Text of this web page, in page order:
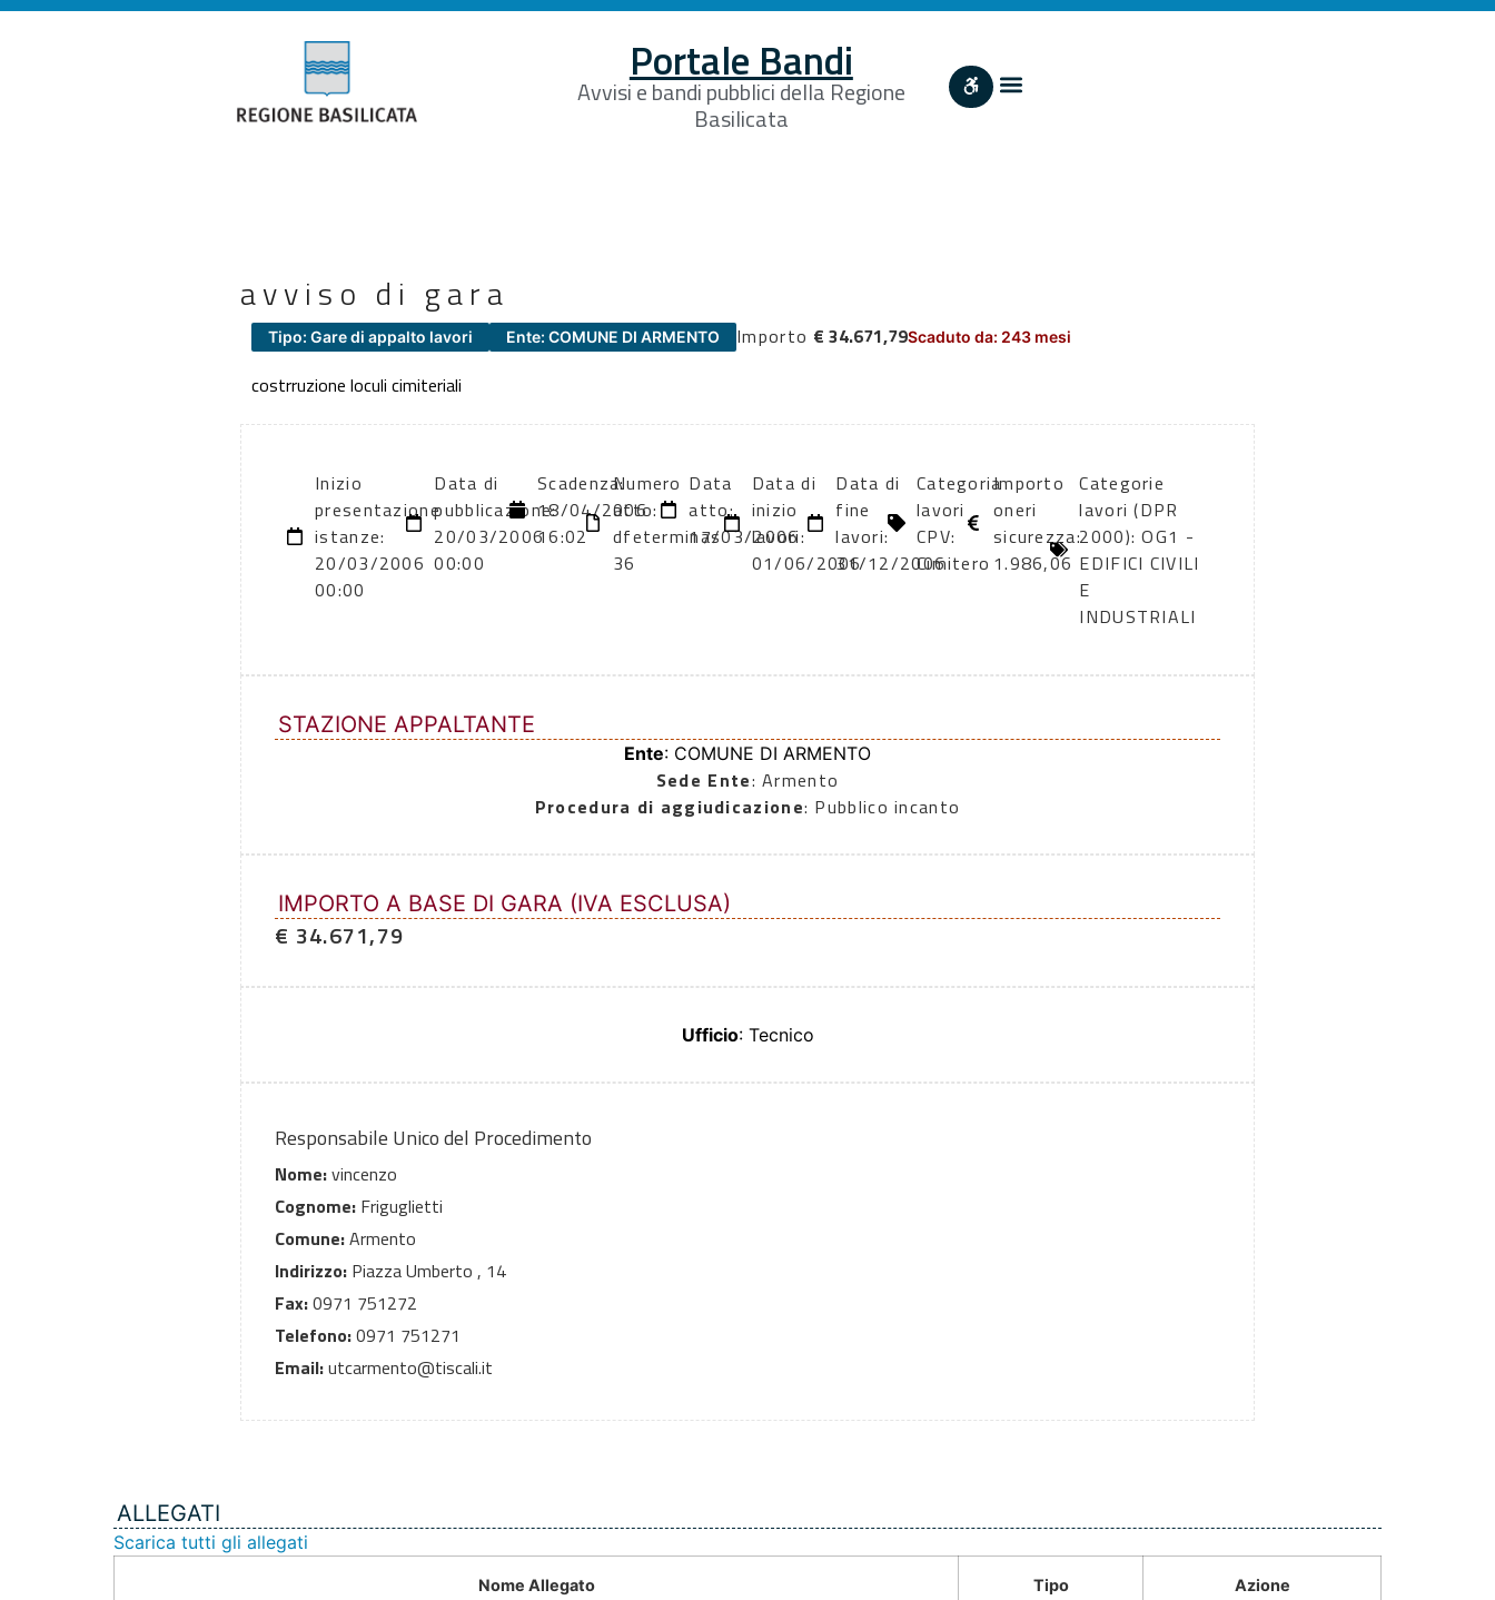
Portale Bandi
Avvisi e bandi pubblici della Regione
Basilicata
avviso di gara
Tipo: Gare di appalto lavori Ente: COMUNE DI ARMENTO Importo € 34.671,79Scaduto da: 243 mesi
costrruzione loculi cimiteriali
Inizio
presentazione
istanze:
20/03/2006
00:00
Data di
pubblicazione:
20/03/2006
00:00
Scadenza:
18/04/2006
16:02
Numero
atto:
dfeterminas
36
Data
atto:
17/03/2006
Data di
inizio
lavori:
01/06/2006
Data di
fine
lavori:
31/12/2006
Categoria
lavori
CPV:
Cimitero
Importo
oneri
sicurezza:
1.986,06
Categorie
lavori (DPR
2000): OG1 -
EDIFICI CIVILI
E
INDUSTRIALI
STAZIONE APPALTANTE
Ente: COMUNE DI ARMENTO
Sede Ente: Armento
Procedura di aggiudicazione: Pubblico incanto
IMPORTO A BASE DI GARA (IVA ESCLUSA)
€ 34.671,79
Ufficio: Tecnico
Responsabile Unico del Procedimento
Nome:vincenzo
Cognome: Friguglietti
Comune:Armento
Indirizzo: Piazza Umberto , 14
Fax:0971 751272
Telefono:0971 751271
Email:utcarmento@tiscali.it
ALLEGATI
Scarica tutti gli allegati
Nome Allegato Tipo Azione